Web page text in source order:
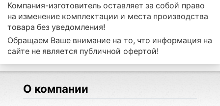
Компания-изготовитель оставляет за собой право
на изменение комплектации и места производства
товара без уведомления!
Обращаем Ваше внимание на то, что информация на
сайте не является публичной офертой!
О компании